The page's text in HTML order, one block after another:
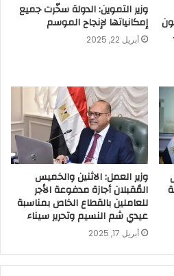
وزير التموين: الدولة سخّرت جميع
إمكانياتها لإنجاح الموسم
أبريل 22, 2025
وزير العمل: الاثنين والخميس
المُقبلان أجازة مدفوعة الأجر
للعاملين بالقطاع الخاص بمناسبة
عيدي شم النسيم وتحرير سيناء
أبريل 17, 2025